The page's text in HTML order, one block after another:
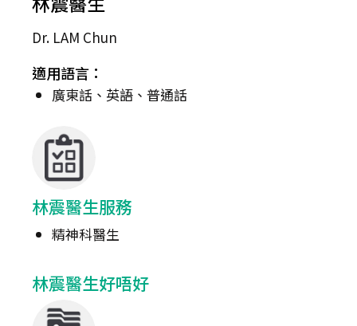
Dr. LAM Chun
適用語言：
廣東話、英語、普通話
林震醫生服務
精神科醫生
林震醫生好唔好